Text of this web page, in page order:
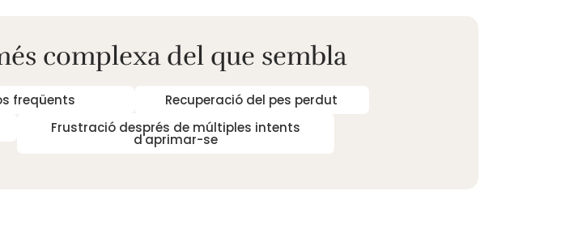
complexa del que sembla
freqüents
Recuperació del pes perdut
Frustració després de múltiples intents
d'aprimar-se